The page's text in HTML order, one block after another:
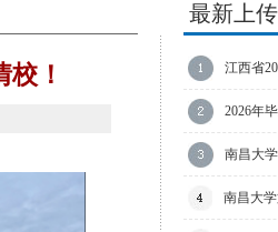
！
最新上传
江西省
2026年
南昌大
南昌大